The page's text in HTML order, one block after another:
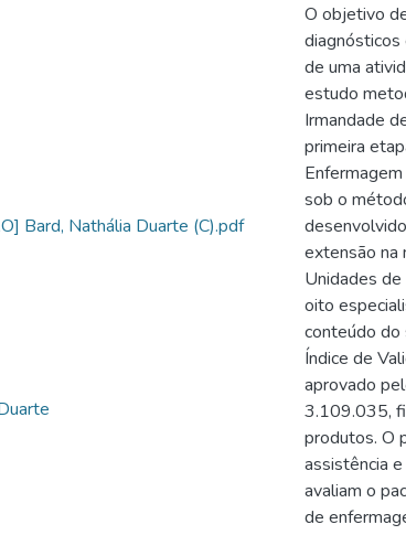
Bard, Nathália Duarte (C).pdf
O objetivo
de uma
estudo
Irmandade
primeira
sob o
extensão na
Unidades de
oito
conteúdo do
Índice de
aprovado
3.109.035,
produtos. O
assistência
avaliam o
de